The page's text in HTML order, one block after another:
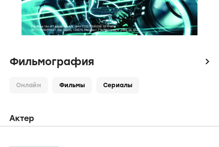
Фильмография icon
Онлайн Фильмы Сериалы
Актер